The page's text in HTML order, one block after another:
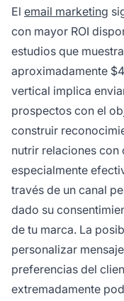
El email marketing
con mayor ROI
estudios que
aproximadamente
vertical implica
prospectos con el
construir
nutrir relaciones con
especialmente
través de un canal
dado su
de tu marca. La
personalizar
preferencias del
extremadamente